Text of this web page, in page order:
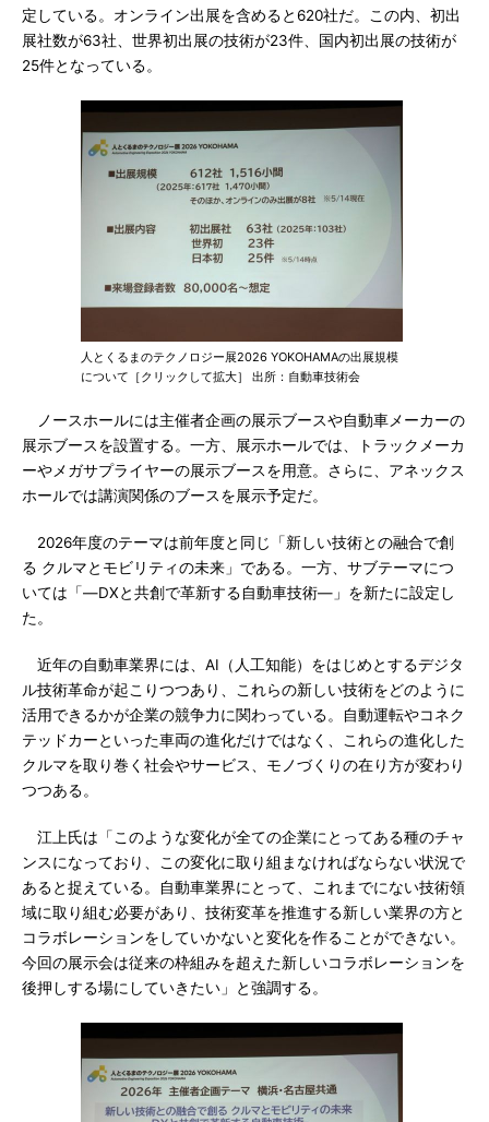
定している。オンライン出展を含めると620社だ。この内、初出
展社数が63社、世界初出展の技術が23件、国内初出展の技術が
25件となっている。
人とくるまのテクノロジー展2026 YOKOHAMAの出展規模
について［クリックして拡大］ 出所：自動車技術会
ノースホールには主催者企画の展示ブースや自動車メーカーの
展示ブースを設置する。一方、展示ホールでは、トラックメーカ
ーやメガサプライヤーの展示ブースを用意。さらに、アネックス
ホールでは講演関係のブースを展示予定だ。
2026年度のテーマは前年度と同じ「新しい技術との融合で創
る クルマとモビリティの未来」である。一方、サブテーマにつ
いては「―DXと共創で革新する自動車技術―」を新たに設定し
た。
近年の自動車業界には、AI（人工知能）をはじめとするデジタ
ル技術革命が起こりつつあり、これらの新しい技術をどのように
活用できるかが企業の競争力に関わっている。自動運転やコネク
テッドカーといった車両の進化だけではなく、これらの進化した
クルマを取り巻く社会やサービス、モノづくりの在り方が変わり
つつある。
江上氏は「このような変化が全ての企業にとってある種のチャ
ンスになっており、この変化に取り組まなければならない状況で
あると捉えている。自動車業界にとって、これまでにない技術領
域に取り組む必要があり、技術変革を推進する新しい業界の方と
コラボレーションをしていかないと変化を作ることができない。
今回の展示会は従来の枠組みを超えた新しいコラボレーションを
後押しする場にしていきたい」と強調する。